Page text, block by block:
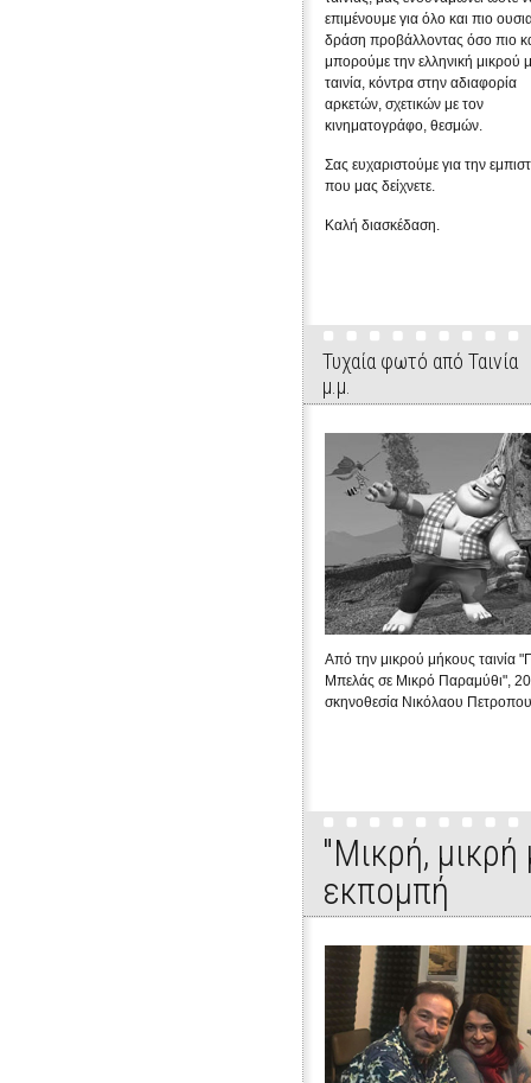
επιμένουμε για όλο και πιο
δράση προβάλλοντας όσο πιο
μπορούμε την ελληνική μικρού
ταινία, κόντρα στην αδιαφορία
αρκετών, σχετικών με τον
κινηματογράφο, θεσμών.
Σας ευχαριστούμε για την
που μας δείχνετε.
Καλή διασκέδαση.
Τυχαία φωτό από Ταινία
μ.μ.
Από την μικρού μήκους ταινία
Μπελάς σε Μικρό Παραμύθι",
σκηνοθεσία Νικόλαου
"Μικρή,
εκπομπή